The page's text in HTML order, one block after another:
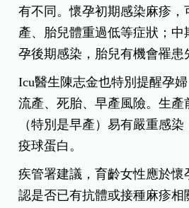
有不同。懷孕初期感染麻疹
產、胎兒體重過低等症狀；中
孕後期感染，胎兒有機會罹患
Icu醫生陳志金也特別提醒孕
流產、死胎、早產風險。生產
（特別是早產）易有嚴重感
疫球蛋白。
疾管署建議，育齡女性應於懷
認是否已有抗體或接種麻疹相